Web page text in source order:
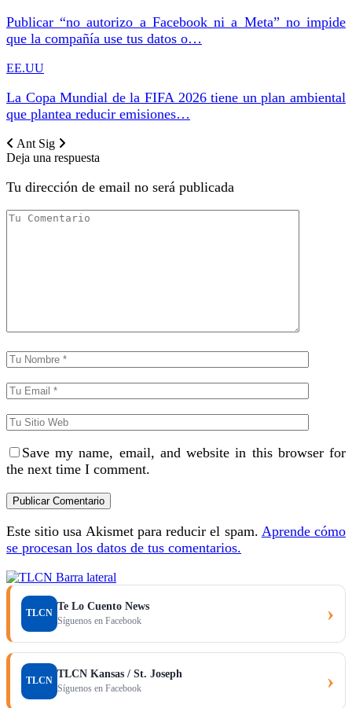
Publicar “no autorizo a Facebook ni a Meta” no impide
que la compañía use tus datos o…
EE.UU
La Copa Mundial de la FIFA 2026 tiene un plan ambiental
que plantea reducir emisiones…
Ant Sig
Deja una respuesta
Tu dirección de email no será publicada
Save my name, email, and website in this browser for
the next time I comment.
Este sitio usa Akismet para reducir el spam. Aprende cómo
se procesan los datos de tus comentarios.
TLCN
Te Lo Cuento News
Síguenos en Facebook ›
TLCN
TLCN Kansas / St. Joseph
Síguenos en Facebook ›